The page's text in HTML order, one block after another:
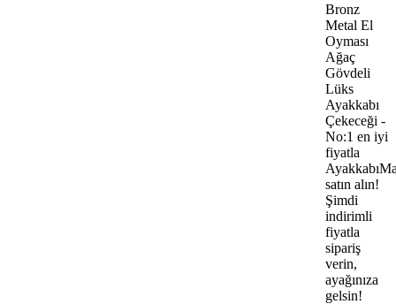
Bronz
Metal El
Oyması
Ağaç
Gövdeli
Lüks
Ayakkabı
Çekeceği -
No:1 en iyi
fiyatla
satın alın!
Şimdi
indirimli
fiyatla
sipariş
verin,
ayağınıza
gelsin!